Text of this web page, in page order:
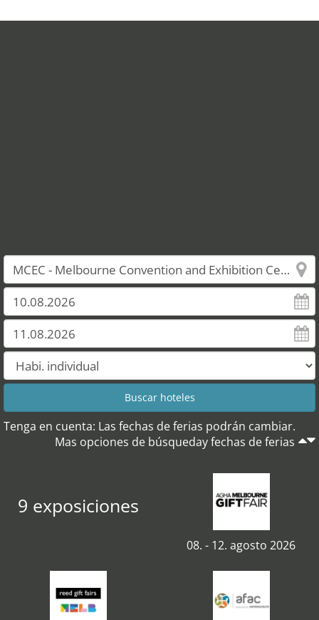
Tenga en cuenta: Las fechas de ferias podrán cambiar.
Mas opciones de búsqueday fechas de ferias
9 exposiciones
08. - 12. agosto 2026